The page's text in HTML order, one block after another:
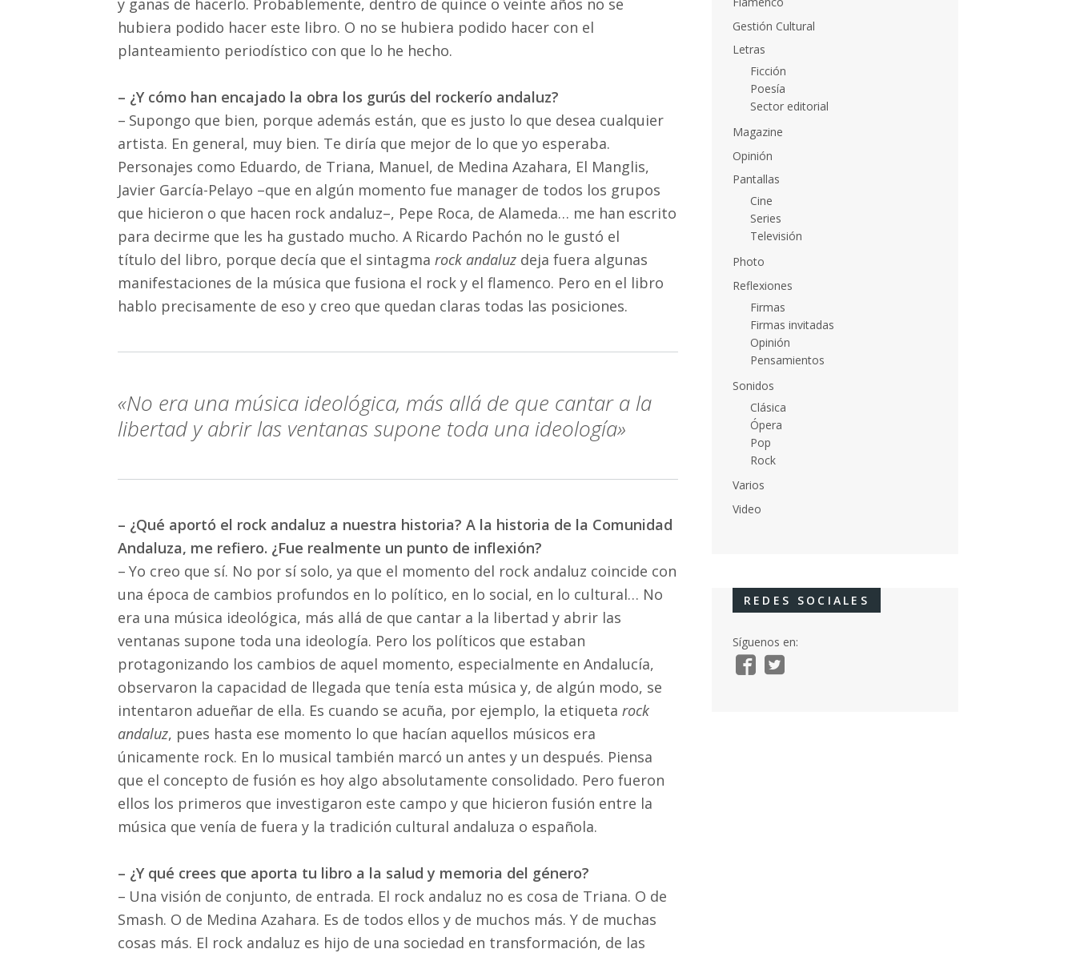
hubiera podido hacer este libro. O no se hubiera podido hacer con el
planteamiento periodístico con que lo he hecho.
– ¿Y cómo han encajado la obra los gurús del rockerío andaluz?
– Supongo que bien, porque además están, que es justo lo que desea cualquier
artista. En general, muy bien. Te diría que mejor de lo que yo esperaba.
Personajes como Eduardo, de Triana, Manuel, de Medina Azahara, El Manglis,
Javier García-Pelayo –que en algún momento fue manager de todos los grupos
que hicieron o que hacen rock andaluz–, Pepe Roca, de Alameda… me han escrito
para decirme que les ha gustado mucho. A Ricardo Pachón no le gustó el
título del libro, porque decía que el sintagma rock andaluzdeja fuera algunas
manifestaciones de la música que fusiona el rock y el flamenco. Pero en el libro
hablo precisamente de eso y creo que quedan claras todas las posiciones.
«No era una música ideológica, más allá de que cantar a la
libertad y abrir las ventanas supone toda una ideología»
– ¿Qué aportó el rock andaluz a nuestra historia? A la historia de la Comunidad
Andaluza, me refiero. ¿Fue realmente un punto de inflexión?
– Yo creo que sí. No por sí solo, ya que el momento del rock andaluz coincide con
una época de cambios profundos en lo político, en lo social, en lo cultural… No
era una música ideológica, más allá de que cantar a la libertad y abrir las
ventanas supone toda una ideología. Pero los políticos que estaban
protagonizando los cambios de aquel momento, especialmente en Andalucía,
observaron la capacidad de llegada que tenía esta música y, de algún modo, se
intentaron adueñar de ella. Es cuando se acuña, por ejemplo, la etiqueta rock
andaluz, pues hasta ese momento lo que hacían aquellos músicos era
únicamente rock. En lo musical también marcó un antes y un después. Piensa
que el concepto de fusión es hoy algo absolutamente consolidado. Pero fueron
ellos los primeros que investigaron este campo y que hicieron fusión entre la
música que venía de fuera y la tradición cultural andaluza o española.
– ¿Y qué crees que aporta tu libro a la salud y memoria del género?
– Una visión de conjunto, de entrada. El rock andaluz no es cosa de Triana. O de
Smash. O de Medina Azahara. Es de todos ellos y de muchos más. Y de muchas
cosas más. El rock andaluz es hijo de una sociedad en transformación, de las
Gestión Cultural
Letras
Ficción
Poesía
Sector editorial
Magazine
Opinión
Pantallas
Cine
Series
Televisión
Photo
Reflexiones
Firmas
Firmas invitadas
Opinión
Pensamientos
Sonidos
Clásica
Ópera
Pop
Rock
Varios
Video
REDES SOCIALES
Síguenos en: